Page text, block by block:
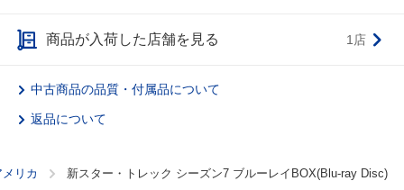
商品が入荷した店舗を見る 1店
中古商品の品質・付属品について
返品について
メリカ 新スター・トレック シーズン7 ブルーレイBOX(Blu-ray Disc)